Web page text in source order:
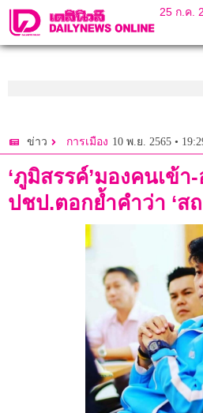
25 ก.ค.
ข่าว การเมือง 10 พ.ย. 2565 •
‘ภูมิสรรค์’มองคนเข้า
ปชป.ตอกย้ำคำว่า ‘ส